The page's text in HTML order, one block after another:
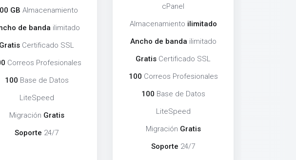
GB Almacenamiento
de banda ilimitado
Gratis Certificado SSL
Correos Profesionales
100 Base de Datos
LiteSpeed
Migración Gratis
Soporte 24/7
cPanel
Almacenamiento ilimitado
Ancho de banda ilimitado
Gratis Certificado SSL
100 Correos Profesionales
100 Base de Datos
LiteSpeed
Migración Gratis
Soporte 24/7